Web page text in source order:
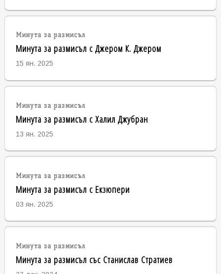
Минута за размисъл
Минута за размисъл с Джером К. Джером
15 ян. 2025
Минута за размисъл
Минута за размисъл с Халил Джубран
13 ян. 2025
Минута за размисъл
Минута за размисъл с Екзюпери
03 ян. 2025
Минута за размисъл
Минута за размисъл със Станислав Стратиев